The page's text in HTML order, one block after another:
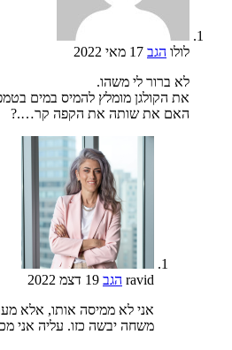
לולו הגב 17 מאי 2022
לא ברור לי משהו.
את הקולגן מומלץ להמיס במים
האם את שותה את הקפה קר….?
ravid הגב 19 דצמ 2022
אני לא ממיסה אותו, אלא
משחה יבשה כזו. עליה אני